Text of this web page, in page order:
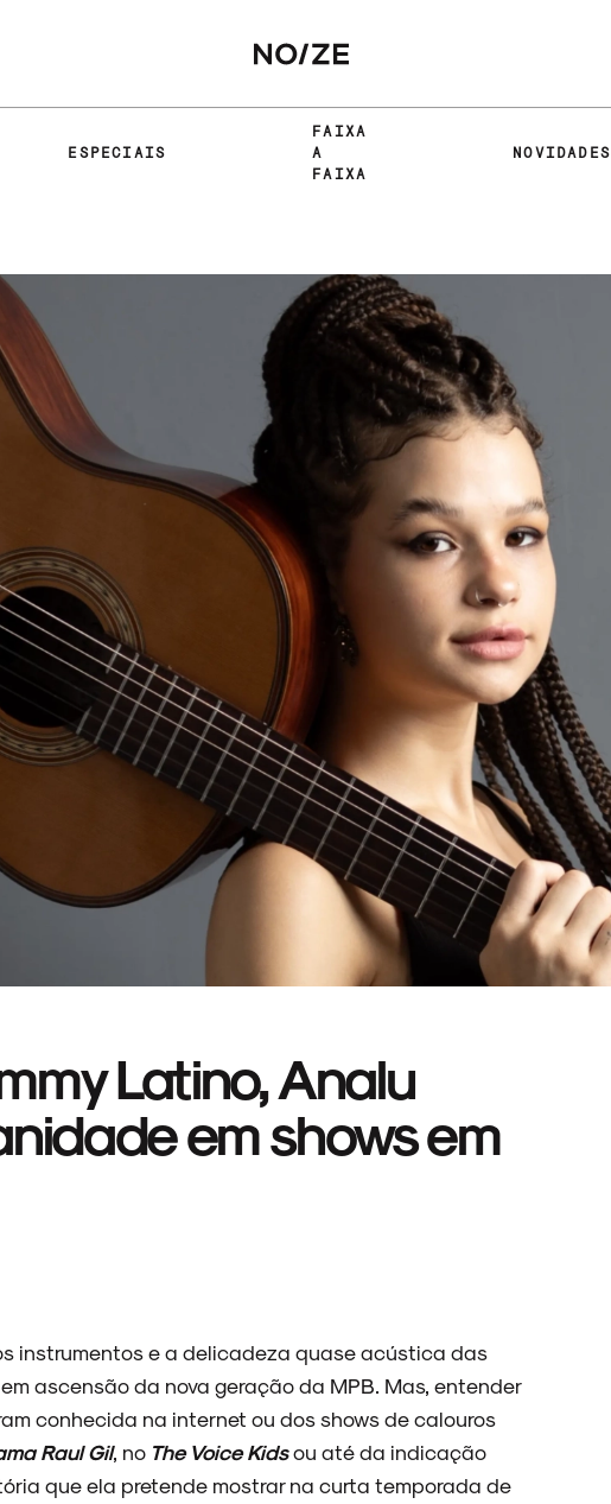
ESPECIAIS
FAIXA
A
FAIXA
NOVIDADES
Latino, Analu
em shows em
instrumentos e a delicadeza quase acústica das
ascensão da nova geração da MPB. Mas, entender
conhecida na internet ou dos shows de calouros
Raul Gil, no The Voice Kidsou até da indicação
que ela pretende mostrar na curta temporada de